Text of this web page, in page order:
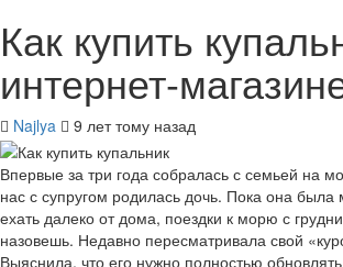
Как купить
интернет-
Najlya 9 лет тому назад
Впервые за три года собралась с семьей на
нас с супругом родилась дочь. Пока она была
ехать далеко от дома, поездки к морю с
назовешь. Недавно пересматривала свой
Выяснила, что его нужно полностью